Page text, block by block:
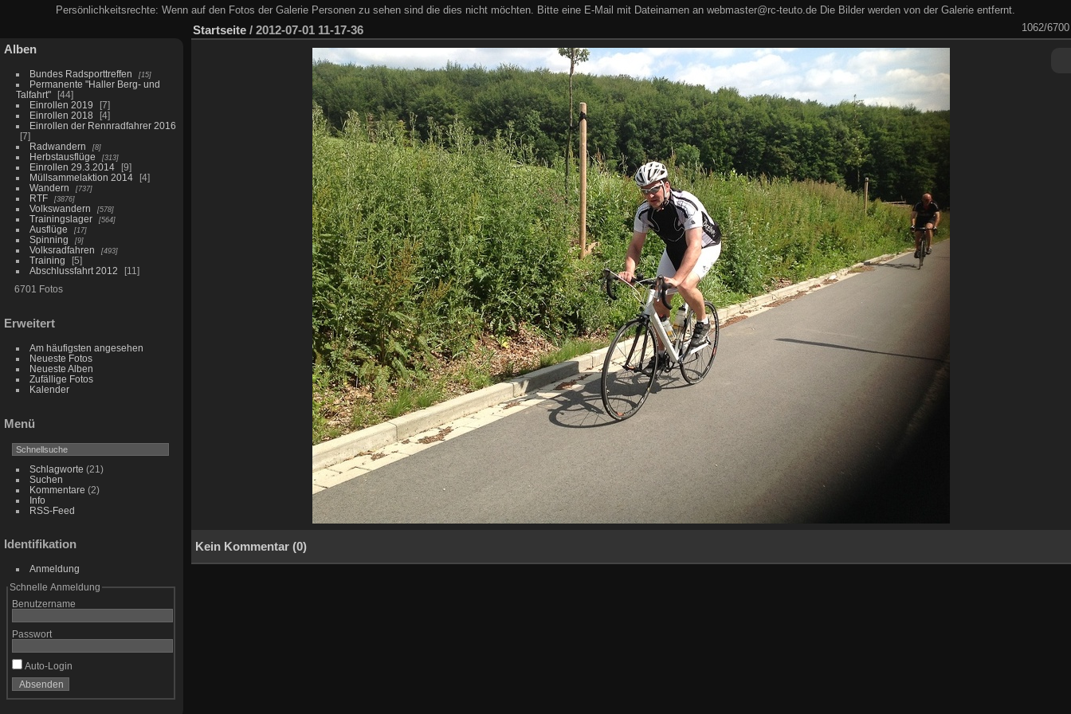
Persönlichkeitsrechte: Wenn auf den Fotos der Galerie Personen zu sehen sind die dies nicht möchten. Bitte eine E-Mail mit Dateinamen an webmaster@rc-teuto.de Die Bilder werden von der Galerie entfernt.
Alben
Bundes Radsporttreffen 15
Permanente "Haller Berg- und
Talfahrt"
44
Einrollen 2019
7
Einrollen 2018
4
Einrollen der Rennradfahrer 2016
7
Radwandern
8
Herbstausflüge 313
Einrollen 29.3.2014
9
Müllsammelaktion 2014
4
Wandern
737
RTF 3876
Volkswandern 578
Trainingslager 564
Ausflüge 17
Spinning 9
Volksradfahren 493
Training
5
Abschlussfahrt 2012
11
6701 Fotos
Erweitert
Am häufigsten angesehen
Neueste Fotos
Neueste Alben
Zufällige Fotos
Kalender
Menü
Schlagworte (21)
Suchen
Kommentare (2)
Info
RSS-Feed
Identifikation
Anmeldung
Schnelle Anmeldung
Benutzername
Passwort
Auto-Login
Startseite / 2012-07-01 11-17-36 1062/6700
Kein Kommentar (0)